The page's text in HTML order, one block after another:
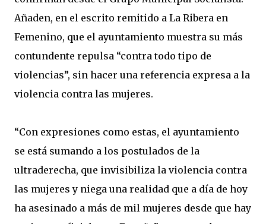
Añaden, en el escrito remitido a La Ribera en
Femenino, que el ayuntamiento muestra su más
contundente repulsa “contra todo tipo de
violencias”, sin hacer una referencia expresa a la
violencia contra las mujeres.
“Con expresiones como estas, el ayuntamiento
se está sumando a los postulados de la
ultraderecha, que invisibiliza la violencia contra
las mujeres y niega una realidad que a día de hoy
ha asesinado a más de mil mujeres desde que hay